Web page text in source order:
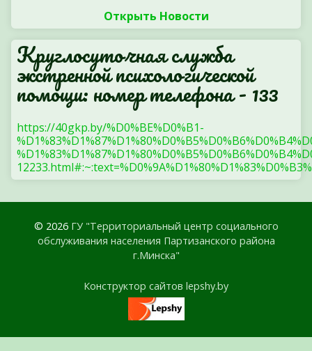
Открыть Новости
Круглосуточная служба
экстренной психологической
помощи: номер телефона - 133
https://40gkp.by/%D0%BE%D0%B1-
© 2026 ГУ "Территориальный центр социального
обслуживания населения Партизанского района
г.Минска"
Конструктор сайтов lepshy.by